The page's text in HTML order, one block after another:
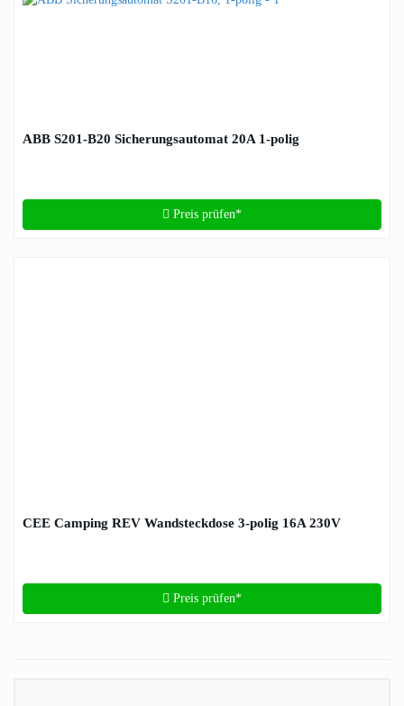
ABB S201-B20 Sicherungsautomat 20A 1-polig
Preis prüfen*
CEE Camping REV Wandsteckdose 3-polig 16A 230V
Preis prüfen*